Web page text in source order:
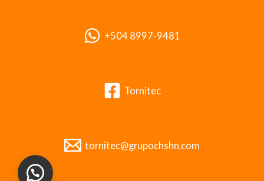
+504 8997-9481
Tornitec
tornitec@grupochshn.com